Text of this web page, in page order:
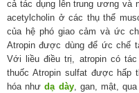
cả tác dụng lên trung ương và
acetylcholin ở các thụ thể
của hệ phó giao cảm và ức
Atropin được dùng để ức chế
Với liều điều trị, atropin có
thuốc Atropin sulfat được hấp
hóa nhưdạ dày, gan, mật,